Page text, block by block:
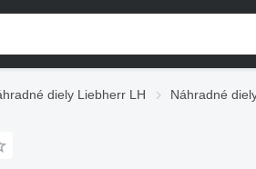
diely Liebherr LH Náhradné